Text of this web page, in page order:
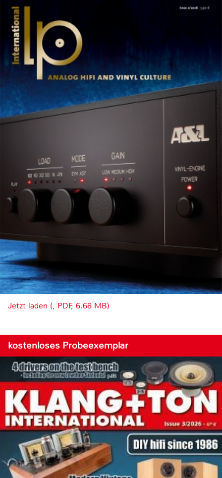
Jetzt laden (, PDF, 6.68 MB)
kostenloses Probeexemplar